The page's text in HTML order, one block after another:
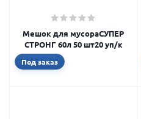
Мешок для мусораСУПЕР
СТРОНГ 60л 50 шт20 уп/к
Под заказ